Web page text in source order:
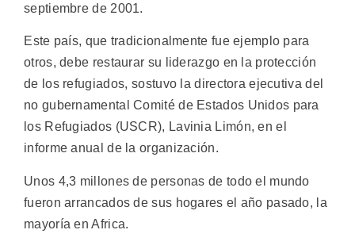
septiembre de 2001.
Este país, que tradicionalmente fue ejemplo para
otros, debe restaurar su liderazgo en la protección
de los refugiados, sostuvo la directora ejecutiva del
no gubernamental Comité de Estados Unidos para
los Refugiados (USCR), Lavinia Limón, en el
informe anual de la organización.
Unos 4,3 millones de personas de todo el mundo
fueron arrancados de sus hogares el año pasado, la
mayoría en Africa.